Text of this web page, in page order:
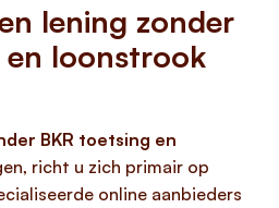
lening zonder
en loonstrook
BKR toetsing en
richt u zich primair op
online aanbieders